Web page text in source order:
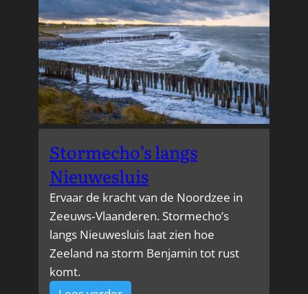
Stormecho’s langs
Nieuwesluis
Ervaar de kracht van de Noordzee in
Zeeuws‑Vlaanderen. Stormecho’s
langs Nieuwesluis laat zien hoe
Zeeland na storm Benjamin tot rust
komt.